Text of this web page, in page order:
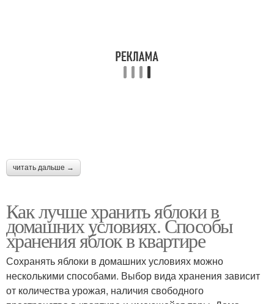
читать дальше →
Как лучше хранить яблоки в
домашних условиях. Способы
хранения яблок в квартире
Сохранять яблоки в домашних условиях можно
несколькими способами. Выбор вида хранения зависит
от количества урожая, наличия свободного